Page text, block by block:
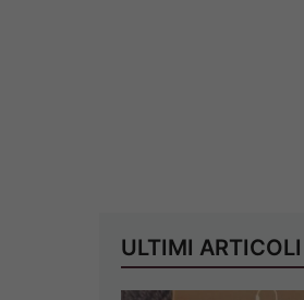
ULTIMI ARTICOLI